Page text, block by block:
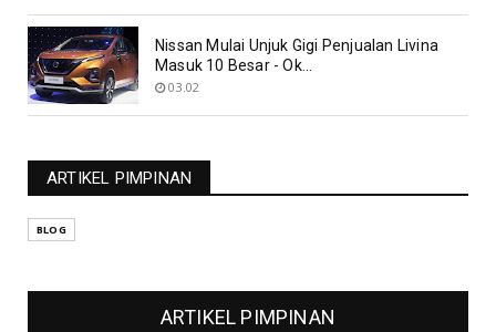
Nissan Mulai Unjuk Gigi Penjualan Livina
Masuk 10 Besar - Ok...
03.02
ARTIKEL PIMPINAN
BLOG
ARTIKEL PIMPINAN